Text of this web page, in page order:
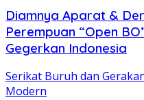
Diamnya Aparat &
Perempuan “Open
Gegerkan Indonesia
Serikat Buruh dan
Modern